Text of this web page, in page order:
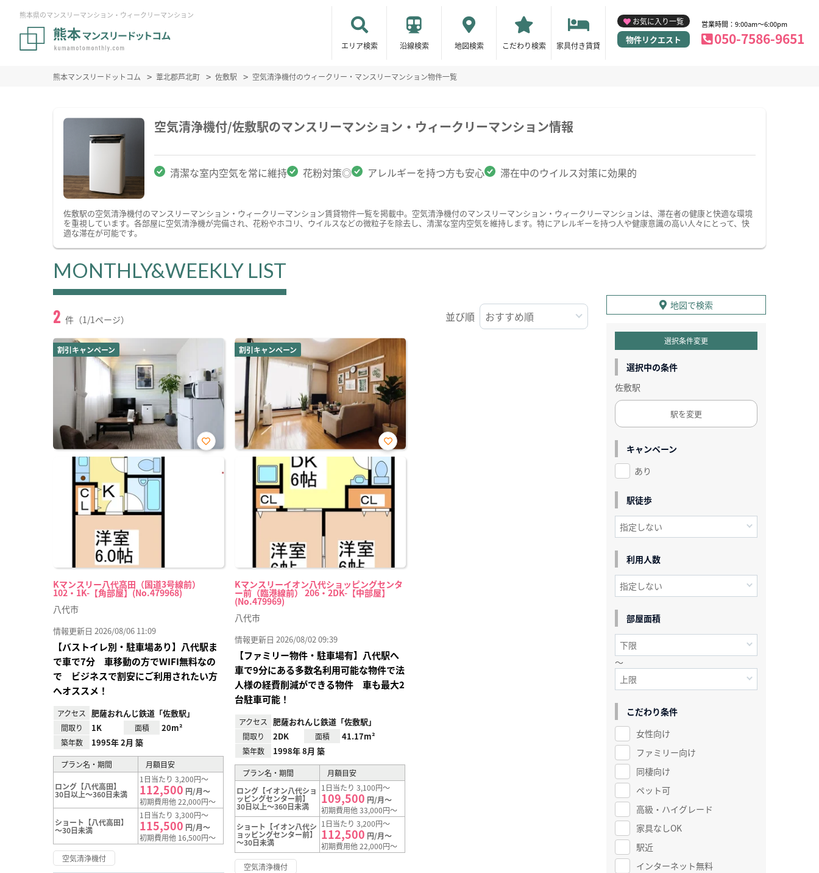
熊本県のマンスリーマンション・ウィークリーマンション
エリア検索 沿線検索 地図検索 こだわり検索 家具付き賃貸
お気に入り一覧
物件リクエスト
営業時間：9:00am～6:00pm
050-7586-9651
熊本マンスリードットコム 葦北郡芦北町 佐敷駅 空気清浄機付のウィークリー・マンスリーマンション物件一覧
空気清浄機付/佐敷駅のマンスリーマンション・ウィークリーマンション情報
清潔な室内空気を常に維持 花粉対策◎ アレルギーを持つ方も安心 滞在中のウイルス対策に効果的
佐敷駅の空気清浄機付のマンスリーマンション・ウィークリーマンション賃貸物件一覧を掲載中。空気清浄機付のマンスリーマンション・ウィークリーマンションは、滞在者の健康と快適な環境
を重視しています。各部屋に空気清浄機が完備され、花粉やホコリ、ウイルスなどの微粒子を除去し、清潔な室内空気を維持します。特にアレルギーを持つ人や健康意識の高い人々にとって、快
適な滞在が可能です。
MONTHLY&WEEKLY LIST
2 件（1/1ページ） 並び順
割引キャンペーン
Kマンスリー八代高田（国道3号線前）
102・1K-【角部屋】(No.479968)
お気
八代市
情報更新日 2026/08/06 11:09
【バストイレ別・駐車場あり】八代駅ま
で車で7分 車移動の方でWIFI無料なの
で ビジネスで割安にご利用されたい方
へオススメ！
アクセス 肥薩おれんじ鉄道「佐敷駅」
間取り 1K 面積 20m²
築年数 1995年 2月 築
プラン名・期間 月額目安
ロング【八代高田】
30日以上～360日未満
1日当たり 3,200円～
112,500 円/月～
初期費用他 22,000円～
ショート【八代高田】
～30日未満
1日当たり 3,300円～
115,500 円/月～
初期費用他 16,500円～
空気清浄機付
割引キャンペーン
Kマンスリーイオン八代ショッピングセンタ
ー前（臨港線前） 206・2DK-【中部屋】
(No.479969)
お気
に入
り登
録
八代市
情報更新日 2026/08/02 09:39
【ファミリー物件・駐車場有】八代駅へ
車で9分にある多数名利用可能な物件で法
人様の経費削減ができる物件 車も最大2
台駐車可能！
アクセス 肥薩おれんじ鉄道「佐敷駅」
間取り 2DK 面積 41.17m²
築年数 1998年 8月 築
プラン名・期間
月額目安
ロング【イオン八代ショ
ッピングセンター前】
30日以上～360日未満
1日当たり 3,100円～
109,500 円/月～
初期費用他 33,000円～
ショート【イオン八代シ
ョッピングセンター前】
～30日未満
1日当たり 3,200円～
112,500 円/月～
初期費用他 22,000円～
空気清浄機付
地図で検索
選択条件変更
選択中の条件
佐敷駅
駅を変更
キャンペーン
あり
駅徒歩
利用人数
部屋面積
～
こだわり条件
女性向け
ファミリー向け
同棲向け
ペット可
高級・ハイグレード
家具なしOK
駅近
インターネット無料